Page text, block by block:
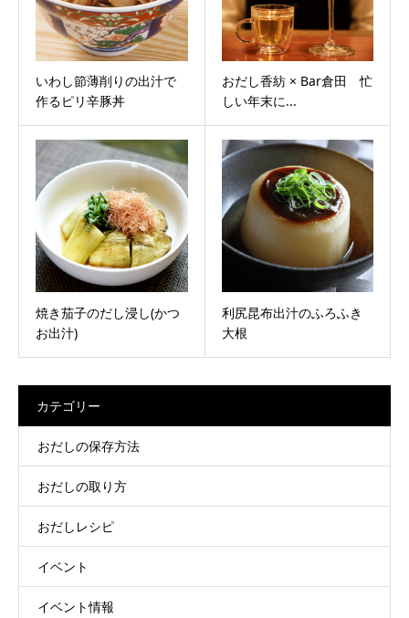
いわし節薄削りの出汁で
作るピリ辛豚丼
おだし香紡 × Bar倉田 忙
しい年末に...
焼き茄子のだし浸し(かつ
お出汁)
利尻昆布出汁のふろふき
大根
カテゴリー
おだしの保存方法
おだしの取り方
おだしレシピ
イベント
イベント情報